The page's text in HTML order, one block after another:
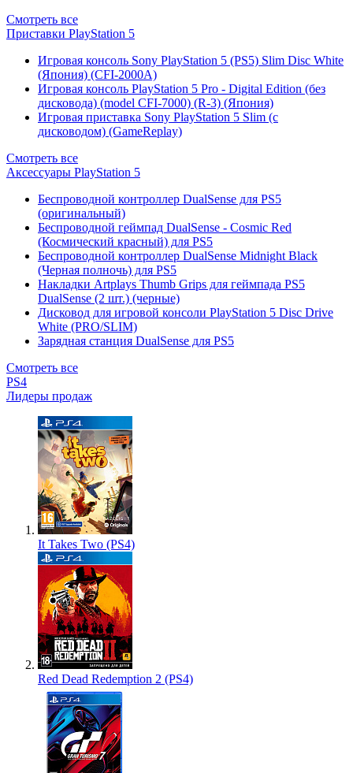
Смотреть все
Приставки PlayStation 5
Игровая консоль Sony PlayStation 5 (PS5) Slim Disc White
(Япония) (CFI-2000A)
Игровая консоль PlayStation 5 Pro - Digital Edition (без
дисковода) (model CFI-7000) (R-3) (Япония)
Игровая приставка Sony PlayStation 5 Slim (с
дисководом) (GameReplay)
Смотреть все
Аксессуары PlayStation 5
Беспроводной контроллер DualSense для PS5
(оригинальный)
Беспроводной геймпад DualSense - Cosmic Red
(Космический красный) для PS5
Беспроводной контроллер DualSense Midnight Black
(Черная полночь) для PS5
Накладки Artplays Thumb Grips для геймпада PS5
DualSense (2 шт.) (черные)
Дисковод для игровой консоли PlayStation 5 Disc Drive
White (PRO/SLIM)
Зарядная станция DualSense для PS5
Смотреть все
PS4
Лидеры продаж
It Takes Two (PS4)
Red Dead Redemption 2 (PS4)